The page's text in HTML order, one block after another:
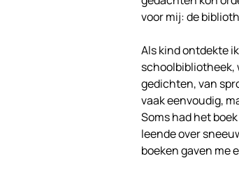
voor mij: de
Als kind ontdekte
schoolbibliotheek,
gedichten, van
vaak eenvoudig,
Soms had het
leende over
boeken gaven me